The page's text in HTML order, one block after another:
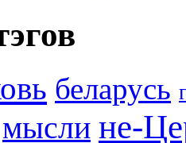
беларусь
мысли не-